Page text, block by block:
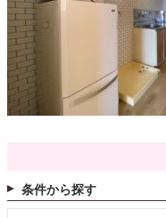
条件から探す